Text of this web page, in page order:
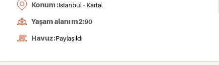
Konum :Istanbul - Kartal
Yaşam alanı m2:90
Havuz :Paylaşıldı